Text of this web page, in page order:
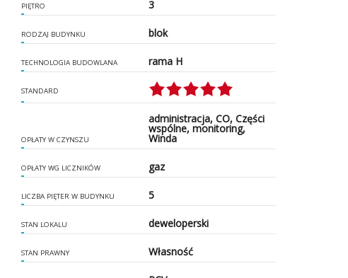
PIĘTRO 3
RODZAJ BUDYNKU blok
TECHNOLOGIA BUDOWLANA rama H
STANDARD
OPŁATY W CZYNSZU
administracja, CO, Części
wspólne, monitoring,
Winda
OPŁATY WG LICZNIKÓW gaz
LICZBA PIĘTER W BUDYNKU 5
STAN LOKALU deweloperski
STAN PRAWNY Własność